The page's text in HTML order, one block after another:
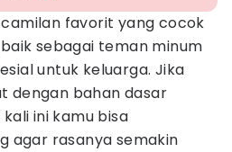
favorit yang cocok
sebagai teman minum
untuk keluarga. Jika
dengan bahan dasar
ini kamu bisa
agar rasanya semakin